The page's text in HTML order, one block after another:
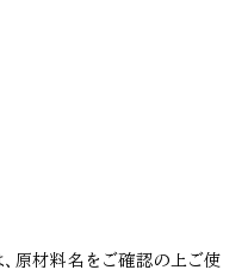
原材料名をご確認の上ご使